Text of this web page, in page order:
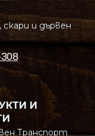
и дървен
И
Транспорт